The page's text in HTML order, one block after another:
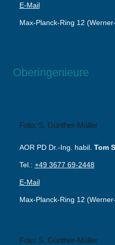
E-Mail
Max-Planck-Ring 12
Oberingenieure
Foto: S. Günther-Müller
AOR PD Dr.-Ing. habil. Tom
Tel.: +49 3677 69-2448
E-Mail
Max-Planck-Ring 12
Foto: S. Günther-Müller